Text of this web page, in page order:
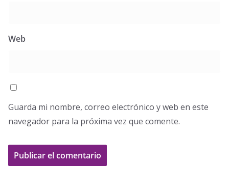
Web
Guarda mi nombre, correo electrónico y web en este
navegador para la próxima vez que comente.